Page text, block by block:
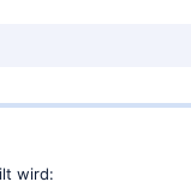
wird: